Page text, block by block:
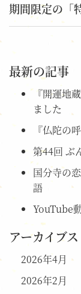
期間限定の「
最新の記事
『開運地
ました
『仏陀の
第44回 ぶ
国分寺の
語
YouTube
アーカイブス
2026年4月
2026年2月